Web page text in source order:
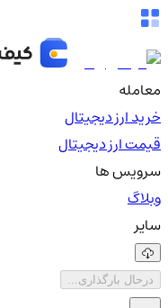
معامله
خرید ارز دیجیتال
قیمت ارز دیجیتال
سرویس ها
وبلاگ
سایر
درحال بارگذاری...